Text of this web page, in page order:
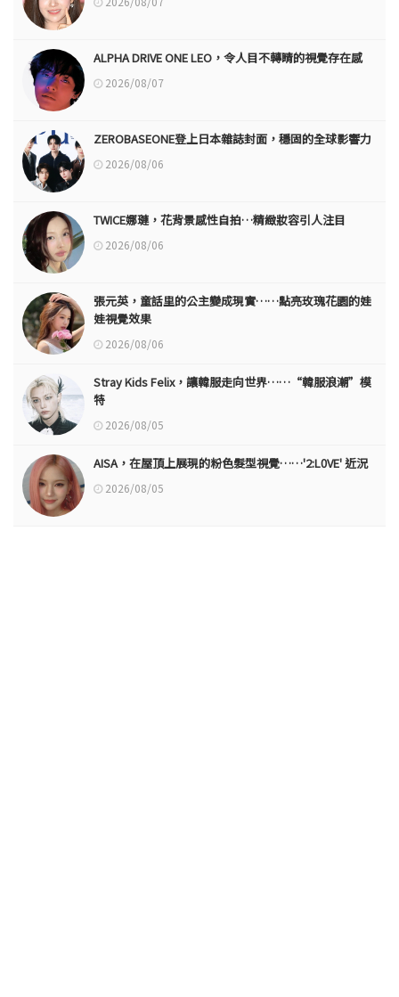
ALPHA DRIVE ONE LEO，令人目不轉睛的視覺存在感
2026/08/07
ZEROBASEONE登上日本雜誌封面，穩固的全球影響力
2026/08/06
TWICE娜璉，花背景感性自拍…精緻妝容引人注目
2026/08/06
張元英，童話里的公主變成現實……點亮玫瑰花園的娃
娃視覺效果
2026/08/06
Stray Kids Felix，讓韓服走向世界……“韓服浪潮”模
特
2026/08/05
AISA，在屋頂上展現的粉色髮型視覺……'2:L0VE' 近況
2026/08/05